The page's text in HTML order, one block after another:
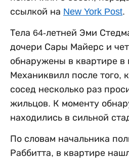
ссылкой на New York Post.
Тела 64-летней Эми
дочери Сары Майерс и
обнаружены в квартире в
Механиквилл после того,
сосед несколько раз
жильцов. К моменту
находились в сильной
По словам начальника
Раббитта, в квартире